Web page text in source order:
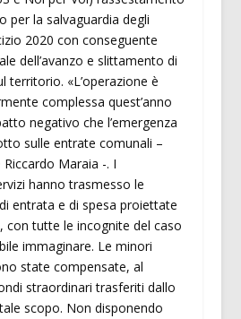
per la salvaguardia degli
2020 con conseguente
dell’avanzo e slittamento di
territorio. «L’operazione è
complessa quest’anno
negativo che l’emergenza
sulle entrate comunali –
Riccardo Maraia -. I
hanno trasmesso le
entrata e di spesa proiettate
con tutte le incognite del caso
immaginare. Le minori
state compensate, al
straordinari trasferiti dallo
scopo. Non disponendo